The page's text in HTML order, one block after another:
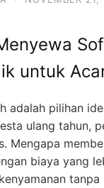
untuk
adalah pilihan
ulang tahun,
Mengapa
biaya yang
tanpa